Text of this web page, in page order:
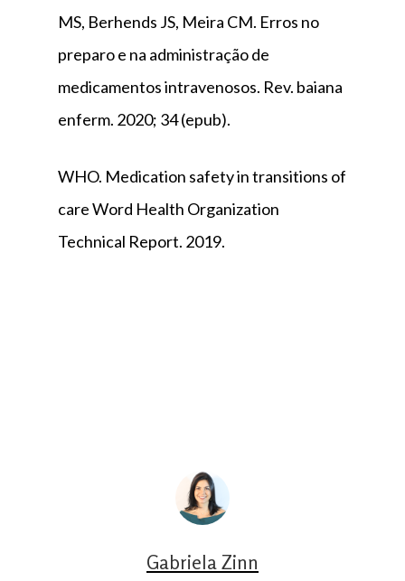
MS, Berhends JS, Meira CM. Erros no
preparo e na administração de
medicamentos intravenosos. Rev. baiana
enferm. 2020; 34 (epub).
WHO. Medication safety in transitions of
care Word Health Organization
Technical Report. 2019.
Gabriela Zinn